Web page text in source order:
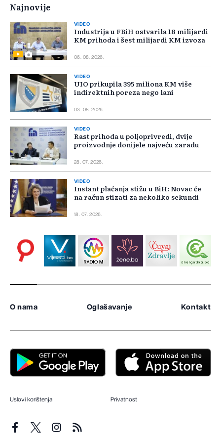
Najnovije
VIDEO
Industrija u FBiH ostvarila 18 milijardi
KM prihoda i šest milijardi KM izvoza
06. 08. 2026.
VIDEO
UIO prikupila 395 miliona KM više
indirektnih poreza nego lani
03. 08. 2026.
VIDEO
Rast prihoda u poljoprivredi, dvije
proizvodnje donijele najveću zaradu
28. 07. 2026.
VIDEO
Instant plaćanja stižu u BiH: Novac će
na račun stizati za nekoliko sekundi
18. 07. 2026.
O nama Oglašavanje Kontakt
Uslovi korištenja Privatnost